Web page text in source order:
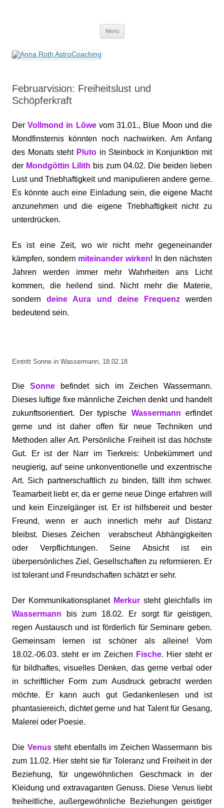
Menü
Februarvision: Freiheitslust und
Schöpferkraft
DerVollmond in Löwe vom 31.01., Blue Moon und die
Mondfinsternis könnten noch nachwirken. Am Anfang
des Monats steht Plutoin Steinbock in Konjunktion mit
der Mondgöttin Lilith bis zum 04.02. Die beiden lieben
Lust und Triebhaftigkeit und manipulieren andere gerne.
Es könnte auch eine Einladung sein, die eigene Macht
anzunehmen und die eigene Triebhaftigkeit nicht zu
unterdrücken.
Es ist eine Zeit, wo wir nicht mehr gegeneinander
kämpfen, sondern miteinander wirken! In den nächsten
Jahren werden immer mehr Wahrheiten ans Licht
kommen, die heilend sind. Nicht mehr die Materie,
sonderndeine Aura und deine Frequenzwerden
bedeutend sein.
Eintritt Sonne in Wassermann, 18.02.18
Die Sonne befindet sich im Zeichen Wassermann.
Dieses luftige fixe männliche Zeichen denkt und handelt
zukunftsorientiert. Der typische Wassermann erfindet
gerne und ist daher offen für neue Techniken und
Methoden aller Art. Persönliche Freiheit ist das höchste
Gut. Er ist der Narr im Tierkreis: Unbekümmert und
neugierig, auf seine unkonventionelle und exzentrische
Art. Sich partnerschaftlich zu binden, fällt ihm schwer.
Teamarbeit liebt er, da er gerne neue Dinge erfahren will
und kein Einzelgänger ist. Er ist hilfsbereit und bester
Freund, wenn er auch innerlich mehr auf Distanz
bleibst. Dieses Zeichen verabscheut Abhängigkeiten
oder Verpflichtungen. Seine Absicht ist ein
überpersönliches Ziel, Gesellschaften zu reformieren. Er
ist tolerant und Freundschaften schätzt er sehr.
Der KommunikationsplanetMerkur steht gleichfalls im
Wassermann bis zum 18.02. Er sorgt für geistigen,
regen Austausch und ist förderlich für Seminare geben.
Gemeinsam lernen ist schöner als alleine! Vom
18.02.-06.03. steht er im Zeichen Fische. Hier steht er
für bildhaftes, visuelles Denken, das gerne verbal oder
in schriftlicher Form zum Ausdruck gebracht werden
möchte. Er kann auch gut Gedankenlesen und ist
phantasiereich, dichtet gerne und hat Talent für Gesang,
Malerei oder Poesie.
Die Venussteht ebenfalls im Zeichen Wassermann bis
zum 11.02. Hier steht sie für Toleranz und Freiheit in der
Beziehung, für ungewöhnlichen Geschmack in der
Kleidung und extravaganten Genuss. Diese Venus liebt
freiheitliche, außergewöhnliche Beziehungen geistiger